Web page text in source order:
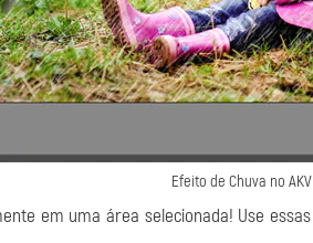
Efeito de Chuva no
em uma área selecionada! Use